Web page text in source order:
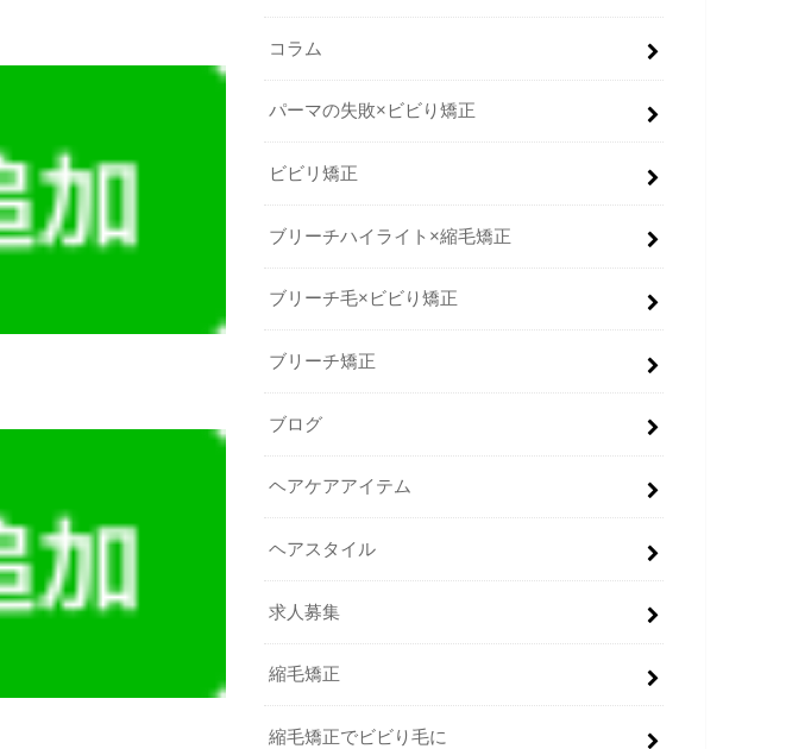
コラム
パーマの失敗×ビビり矯正
ビビリ矯正
ブリーチハイライト×縮毛矯正
ブリーチ毛×ビビり矯正
ブリーチ矯正
ブログ
ヘアケアアイテム
ヘアスタイル
求人募集
縮毛矯正
縮毛矯正でビビり毛に